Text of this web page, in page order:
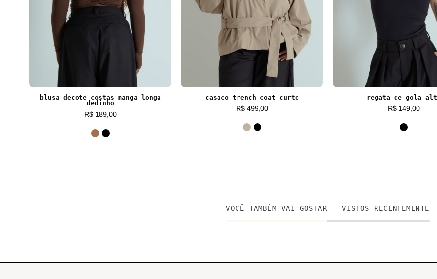
blusa decote costas manga longa
dedinho
R$ 189,00
casaco trench coat curto
R$ 499,00
regata de gola
R$ 149,00
VOCÊ TAMBÉM VAI GOSTAR VISTOS RECENTEMENTE